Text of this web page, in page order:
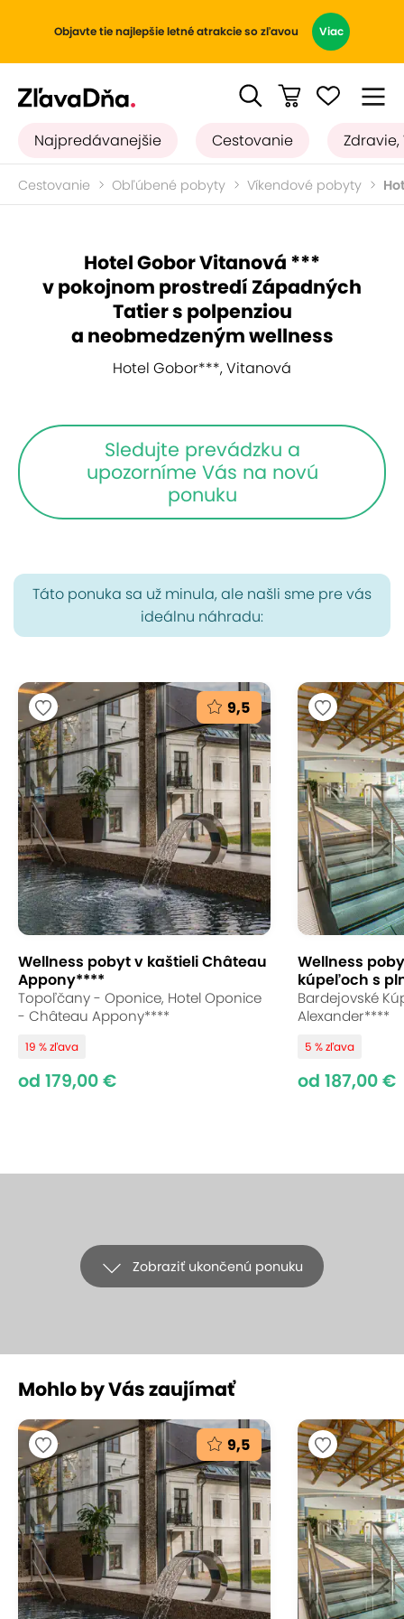
Objavte tie najlepšie letné atrakcie so zľavou Viac
Najpredávanejšie Cestovanie Zdravie,
Cestovanie Obľúbené pobyty Víkendové pobyty
Hotel Gobor Vitanová ***
v pokojnom prostredí Západných
Tatier s polpenziou
a neobmedzeným wellness
Hotel Gobor***, Vitanová
Sledujte prevádzku a
upozorníme Vás na novú
ponuku
Táto ponuka sa už minula, ale našli sme pre vás
ideálnu náhradu:
9,5
Wellness pobyt v kaštieli Château
Appony****
Topoľčany - Oponice, Hotel Oponice
- Château Appony****
19 % zľava
od 179,00 €
Wellness
kúpeľoch s
Bardejovské
Alexander****
5 % zľava
od 187,00 €
Zobraziť ukončenú ponuku
+10
Hotel Gobor Vitanová *** v pokojnom
prostredí Západných Tatier
s polpenziou a neobmedzeným
wellness
Hotel Gobor***, Vitanová (mapa)
10 Vynikajúce hodnotenie
Zažite pohodovú dovolenku priamo v srdci Oravy.
Mohlo by Vás zaujímať
9,5